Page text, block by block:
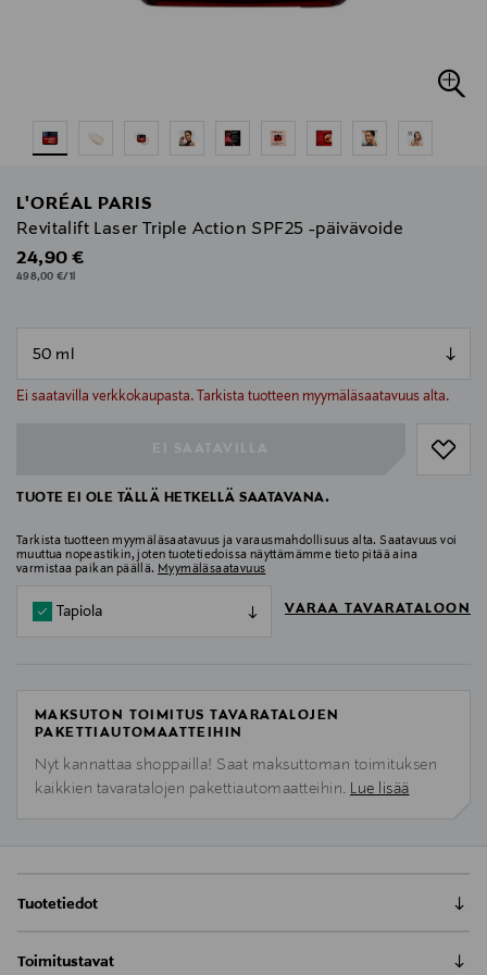
L'ORÉAL PARIS
Revitalift Laser Triple Action SPF25 -päivävoide
Original Price
24,90 €
498,00 €/1l
Ei saatavilla verkkokaupasta. Tarkista tuotteen myymäläsaatavuus alta.
null
TUOTE EI OLE TÄLLÄ HETKELLÄ SAATAVANA.
Tarkista tuotteen myymäläsaatavuus ja varausmahdollisuus alta. Saatavuus voi
muuttua nopeastikin, joten tuotetiedoissa näyttämämme tieto pitää aina
varmistaa paikan päällä. Myymäläsaatavuus
Tapiola VARAA TAVARATALOON
MAKSUTON TOIMITUS TAVARATALOJEN
PAKETTIAUTOMAATTEIHIN
Nyt kannattaa shoppailla! Saat maksuttoman toimituksen
kaikkien tavaratalojen pakettiautomaatteihin. Lue lisää
Tuotetiedot
kolmitehoinen päivävoide SPF25. Kehitetty auttamaan
Toimitustavat